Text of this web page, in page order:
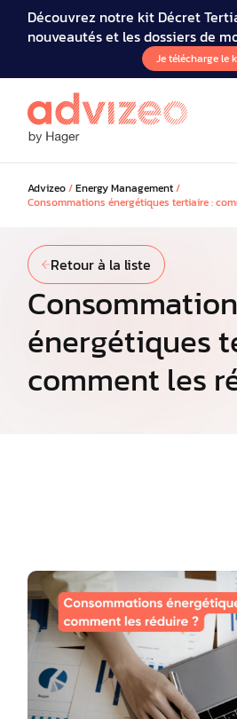
Découvrez notre kit Décret
nouveautés et les dossiers de
Je télécharge le
Advizeo/Energy Management/
Consommations énergétiques tertiaire :
Retour à la liste
énergétiques
comment les